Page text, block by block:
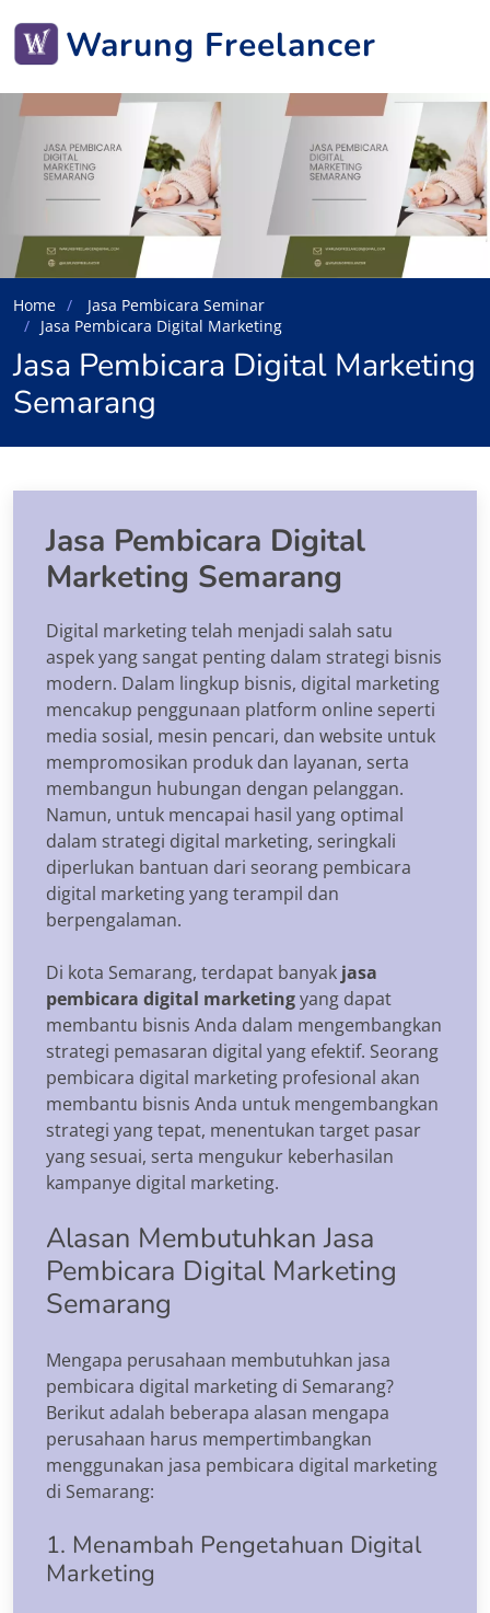
Warung Freelancer
Home
Jasa Pembicara Seminar
Jasa Pembicara Digital Marketing
Jasa Pembicara Digital Marketing
Semarang
Jasa Pembicara Digital
Marketing Semarang
Digital marketing telah menjadi salah satu
aspek yang sangat penting dalam strategi bisnis
modern. Dalam lingkup bisnis, digital marketing
mencakup penggunaan platform online seperti
media sosial, mesin pencari, dan website untuk
mempromosikan produk dan layanan, serta
membangun hubungan dengan pelanggan.
Namun, untuk mencapai hasil yang optimal
dalam strategi digital marketing, seringkali
diperlukan bantuan dari seorang pembicara
digital marketing yang terampil dan
berpengalaman.
Di kota Semarang, terdapat banyak jasa
pembicara digital marketingyang dapat
membantu bisnis Anda dalam mengembangkan
strategi pemasaran digital yang efektif. Seorang
pembicara digital marketing profesional akan
membantu bisnis Anda untuk mengembangkan
strategi yang tepat, menentukan target pasar
yang sesuai, serta mengukur keberhasilan
kampanye digital marketing.
Alasan Membutuhkan Jasa
Pembicara Digital Marketing
Semarang
Mengapa perusahaan membutuhkan jasa
pembicara digital marketing di Semarang?
Berikut adalah beberapa alasan mengapa
perusahaan harus mempertimbangkan
menggunakan jasa pembicara digital marketing
di Semarang:
1. Menambah Pengetahuan Digital
Marketing